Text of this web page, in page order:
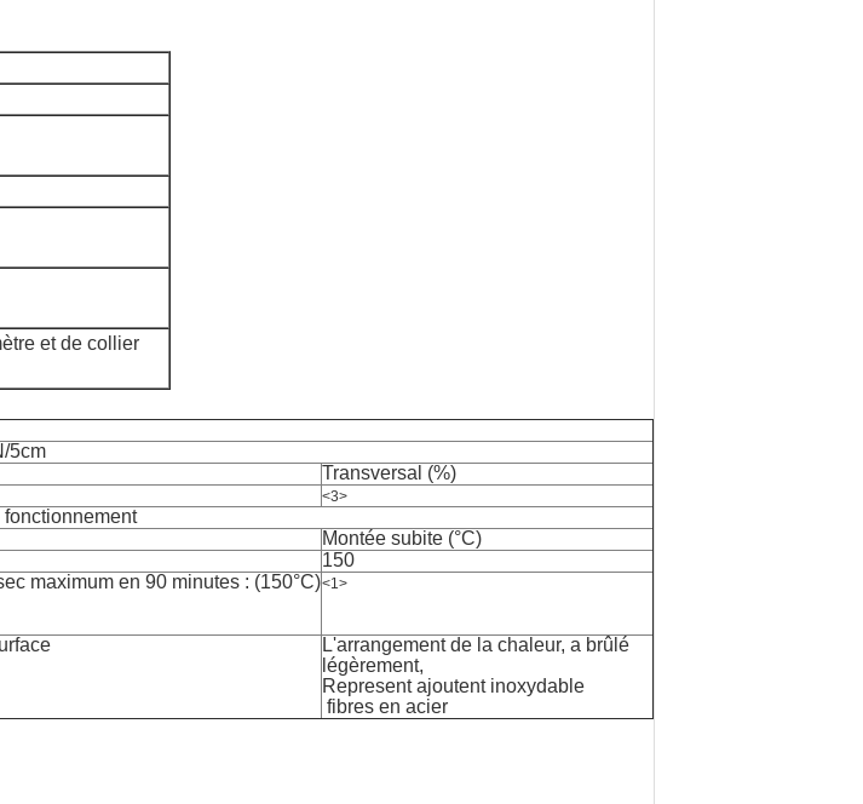
et de collier
5cm
Transversal (%)
<3>
fonctionnement
Montée subite (°C)
150
maximum en 90 minutes : (150°C)<1>
L'arrangement de la chaleur, a brûlé
légèrement,
Represent ajoutent inoxydable
fibres en acier